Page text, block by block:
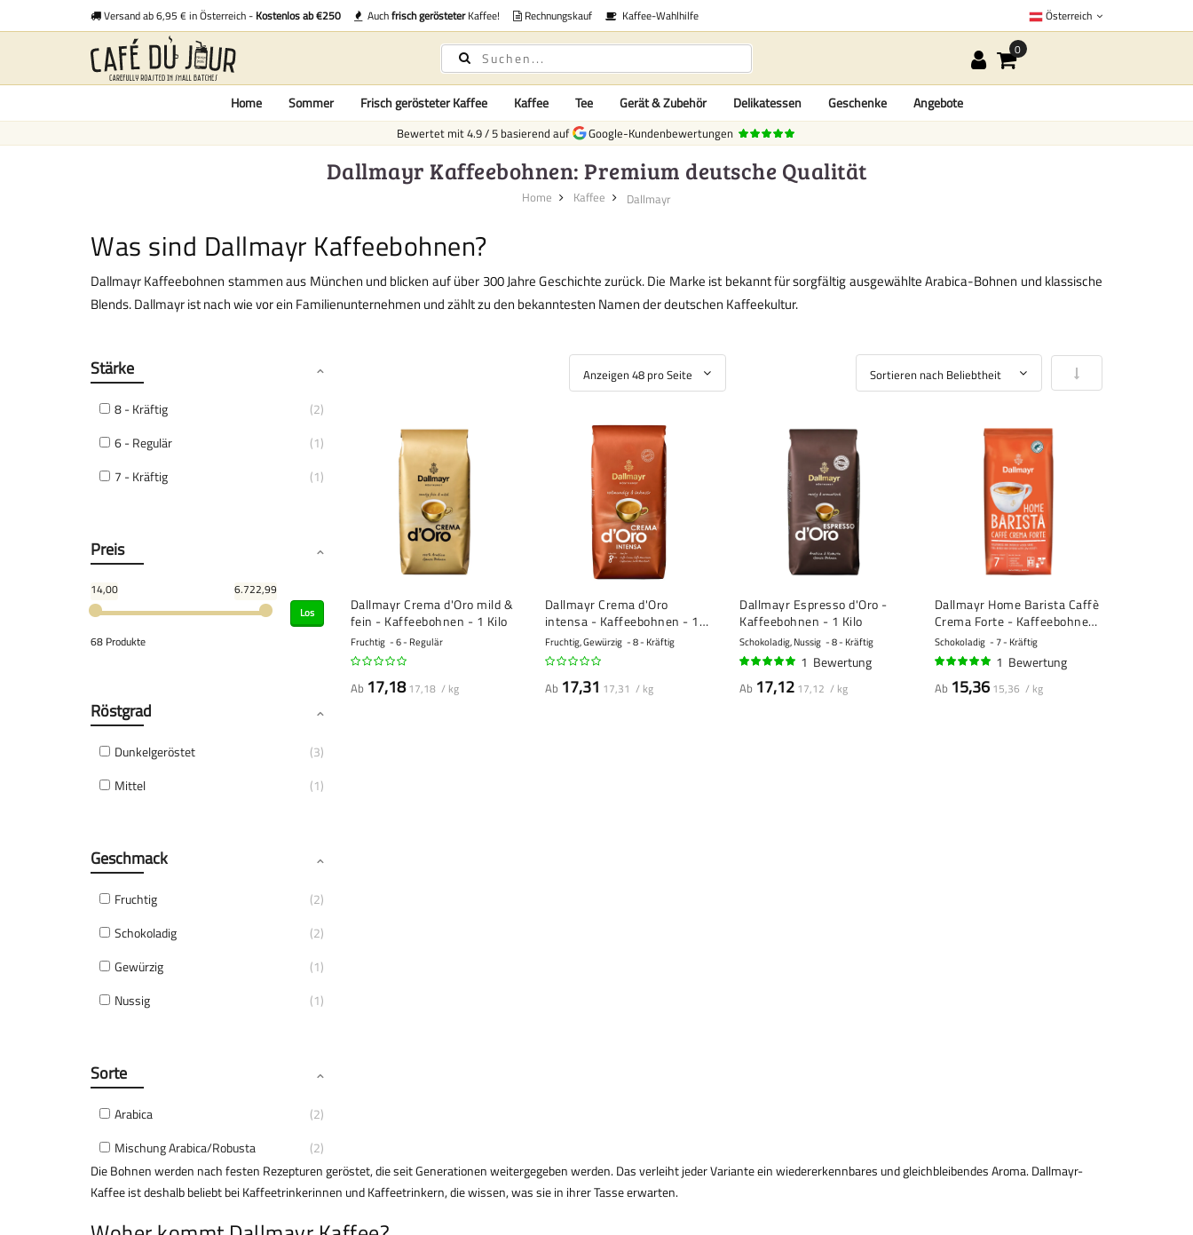
Versand ab 6,95 € in Österreich - Kostenlos ab €250 Auchfrisch gerösteterKaffee! Rechnungskauf Kaffee-Wahlhilfe Österreich
Home Sommer Frisch gerösteter Kaffee Kaffee Tee Gerät & Zubehör Delikatessen Geschenke Angebote
Bewertet mit4.9/5 basierend auf Google-Kundenbewertungen
Dallmayr Kaffeebohnen: Premium deutsche Qualität
Home Kaffee Dallmayr
Was sind Dallmayr Kaffeebohnen?
Dallmayr Kaffeebohnen stammen aus München und blicken auf über 300 Jahre Geschichte zurück. Die Marke ist bekannt für sorgfältig ausgewählte Arabica-Bohnen und klassische
Blends. Dallmayr ist nach wie vor ein Familienunternehmen und zählt zu den bekanntesten Namen der deutschen Kaffeekultur.
In aufsteigender
Dallmayr Crema d'Oro mild &
fein - Kaffeebohnen - 1 Kilo
Fruchtig 6 - Regulär
Ab 17,18 17,18 / kg
Dallmayr Crema d'Oro
intensa - Kaffeebohnen - 1
Kilo
Fruchtig, Gewürzig 8 - Kräftig
Ab 17,31 17,31 / kg
Dallmayr Espresso d'Oro -
Kaffeebohnen - 1 Kilo
Schokoladig, Nussig 8 - Kräftig
100%
1 Bewertung
Ab 17,12 17,12 / kg
Dallmayr Home Barista Caffè
Crema Forte - Kaffeebohnen
- 1 Kilo
Schokoladig 7 - Kräftig
100%
1 Bewertung
Ab 15,36 15,36 / kg
Stärke
8 - Kräftig
2
6 - Regulär
1
7 - Kräftig
1
Preis
14,00 6.722,99
Los
68 Produkte
Röstgrad
Dunkelgeröstet
3
Mittel
1
Geschmack
Fruchtig
2
Schokoladig
2
Gewürzig
1
Nussig
1
Sorte
Arabica
2
Mischung Arabica/Robusta
2
Die Bohnen werden nach festen Rezepturen geröstet, die seit Generationen weitergegeben werden. Das verleiht jeder Variante ein wiedererkennbares und gleichbleibendes Aroma. Dallmayr-
Kaffee ist deshalb beliebt bei Kaffeetrinkerinnen und Kaffeetrinkern, die wissen, was sie in ihrer Tasse erwarten.